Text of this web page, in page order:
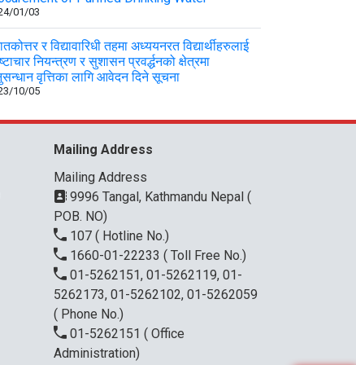
01/03
र विद्यावारिधी तहमा अध्ययनरत विद्यार्थीहरुलाई
नियन्त्रण र सुशासन प्रवर्द्धनको क्षेत्रमा
वृत्तिका लागि आवेदन दिने सूचना
10/05
Mailing Address
Mailing Address
9996 Tangal, Kathmandu Nepal (
POB. NO)
107 ( Hotline No.)
1660-01-22233 ( Toll Free No.)
01-5262151, 01-5262119, 01-
5262173, 01-5262102, 01-5262059
( Phone No.)
01-5262151 ( Office
Administration)